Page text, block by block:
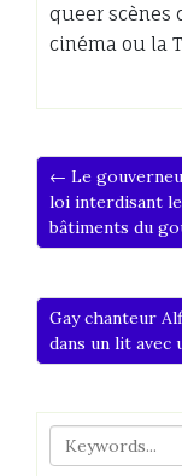
queer scènes
cinéma ou la
← Le
loi interdisant
bâtiments du
Gay chanteur
dans un lit avec